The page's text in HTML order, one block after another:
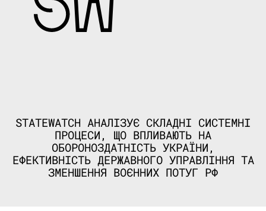
STATEWATCH АНАЛІЗУЄ СКЛАДНІ СИСТЕМНІ
ПРОЦЕСИ, ЩО ВПЛИВАЮТЬ НА
ОБОРОНОЗДАТНІСТЬ УКРАЇНИ,
ЕФЕКТИВНІСТЬ ДЕРЖАВНОГО УПРАВЛІННЯ ТА
ЗМЕНШЕННЯ ВОЄННИХ ПОТУГ РФ